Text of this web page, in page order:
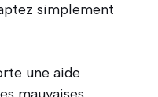
simplement
une aide